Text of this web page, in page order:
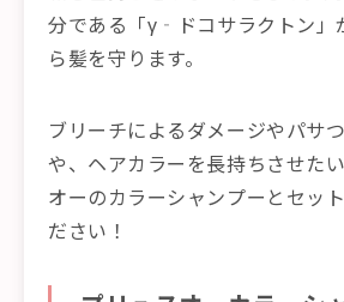
分である「γ‐ドコサラクトン」
ら髪を守ります。
ブリーチによるダメージやパサ
や、ヘアカラーを長持ちさせた
オーのカラーシャンプーとセッ
ださい！